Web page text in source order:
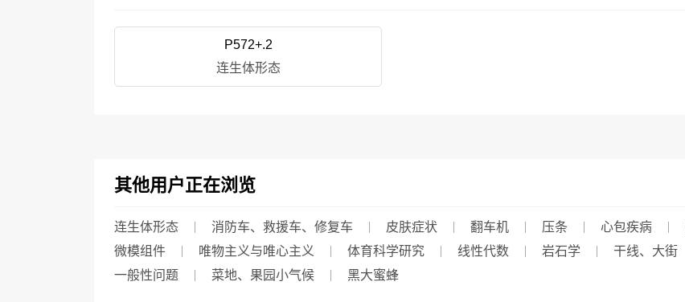
P572+.2
连生体形态
其他用户正在浏览
连生体形态 消防车、救援车、修复车 皮肤症状 翻车机 压条 心包疾病
微模组件
唯物主义与唯心主义 体育科学研究 线性代数 岩石学 干线、大街
一般性问题
菜地、果园小气候 黑大蜜蜂